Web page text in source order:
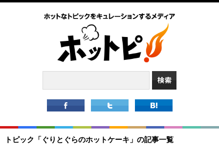
トピック「ぐりとぐらのホットケーキ」の記事一覧